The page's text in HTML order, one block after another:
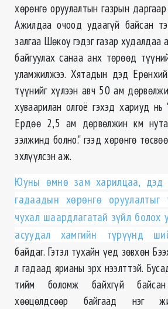
хөрөнгө оруулалтын газрын
Ажилдаа очоод удаагүй байсан
залгаа Шөкоу гэдэг газар худалдаа
байгуулах санаа анх төрөөд
уламжилжээ. Хятадын дэд
түүнийг хүлээн авч 50 ам
хуваарилан олгоё гэхэд хариуд
Ердөө 2,5 ам дөрвөлжин км
ээлжинд болно." гээд хөрөнгө
эхлүүлсэн аж.
Юуны өмнө зам харилцаа, дэд
гадаадын хөрөнгө оруулалтыг
чухал шаардлагатай зүйл болох
асуудал хамгийн түрүүнд
байдаг. Гэтэл тухайн үед зөвхөн
л гадаад ярианы эрх нээлттэй.
тийм боломж байхгүй
хөөцөлдсөөр байгаад нэг